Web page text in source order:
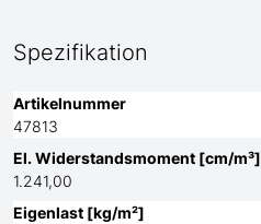
Spezifikation
Artikelnummer
47813
El. Widerstandsmoment [cm/m³]
1.241,00
Eigenlast [kg/m²]